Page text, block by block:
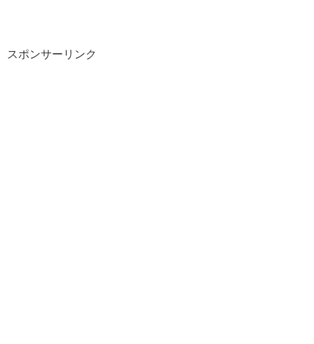
スポンサーリンク